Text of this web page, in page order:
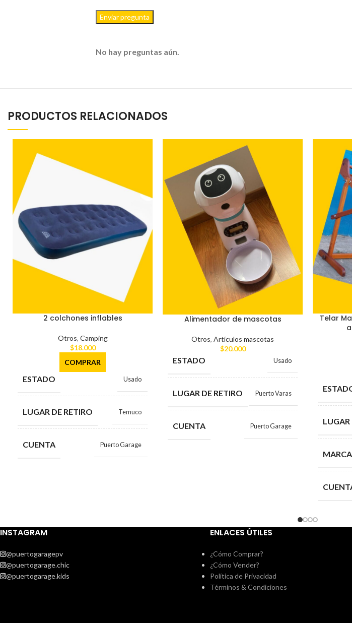
Enviar pregunta
No hay preguntas aún.
PRODUCTOS RELACIONADOS
2 colchones inflables
Otros, Camping
$18.000
COMPRAR
ESTADO Usado
LUGAR DE RETIRO Temuco
CUENTA Puerto Garage
Alimentador de mascotas
Otros, Artículos mascotas
$20.000
ESTADO Usado
LUGAR DE RETIRO Puerto Varas
CUENTA Puerto Garage
Telar
LUGAR
MARCA
INSTAGRAM
@puertogaragepv
@puertogarage.chic
@puertogarage.kids
ENLACES ÚTILES
¿Cómo Comprar?
¿Cómo Vender?
Política de Privacidad
Términos & Condiciones